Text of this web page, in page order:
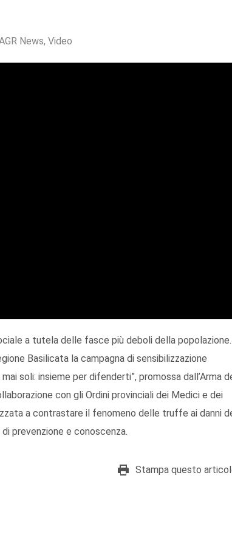
News, Video
a tutela delle fasce più deboli della popolazione.
Basilicata la campagna di sensibilizzazione
soli: insieme per difenderti”, promossa dall’Arma
con gli Ordini provinciali dei Medici e dei
a contrastare il fenomeno delle truffe ai danni
prevenzione e conoscenza.
Stampa questo